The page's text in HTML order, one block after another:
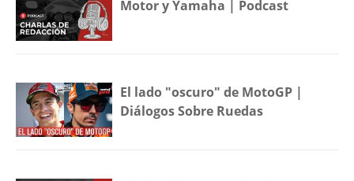
Motor y Yamaha | Podcast
El lado "oscuro" de MotoGP |
Diálogos Sobre Ruedas